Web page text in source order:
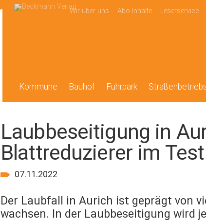
Wir über uns Abo-Inhalte Leserservice
Kommune Bauhof Fuhrpark
Laubbeseitigung in
Blattreduzierer im Test
07.11.2022
Der Laubfall in Aurich ist geprägt von
wachsen. In der Laubbeseitigung wird